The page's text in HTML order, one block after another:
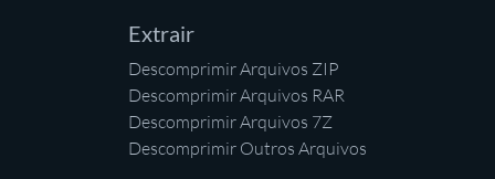
Extrair
Descomprimir Arquivos ZIP
Descomprimir Arquivos RAR
Descomprimir Arquivos 7Z
Descomprimir Outros Arquivos